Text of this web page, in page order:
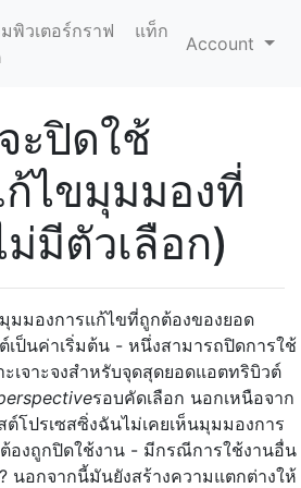
พิวเตอร์กราฟ
แท็ก
Account
ะปิดใช้
ไขมุมมองที่
มีตัวเลือก)
มมองการแก้ไขที่ถูกต้องของยอด
เป็นค่าเริ่มต้น - หนึ่งสามารถปิดการใช้
ะเจาะจงสำหรับจุดสุดยอดแอตทริบิวต์
รอบคัดเลือก นอกเหนือจาก
ต์โปรเซสซิ่งฉันไม่เคยเห็นมุมมองการ
องถูกปิดใช้งาน - มีกรณีการใช้งานอื่น
นอกจากนี้มันยังสร้างความแตกต่างให้